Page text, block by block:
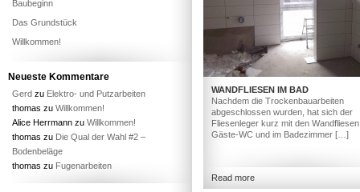
WANDFLIESEN IM BAD
Nachdem die Trockenbauarbeiten
abgeschlossen wurden, hat sich der
Fliesenleger kurz mit den
Gäste-WC und im Badezimmer […]
Read more
Baubeginn
Das Grundstück
Willkommen!
Neueste Kommentare
Gerd zu Elektro- und Putzarbeiten
thomas zu Willkommen!
Alice Herrmann zu Willkommen!
thomas zu Die Qual der Wahl #2 –
Bodenbeläge
thomas zu Fugenarbeiten